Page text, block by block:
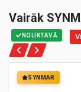
Vairāk
NOLIKTAVĀ
SYNMAR